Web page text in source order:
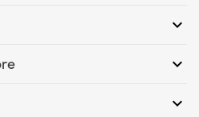
expand_more
expand_more
expand_more